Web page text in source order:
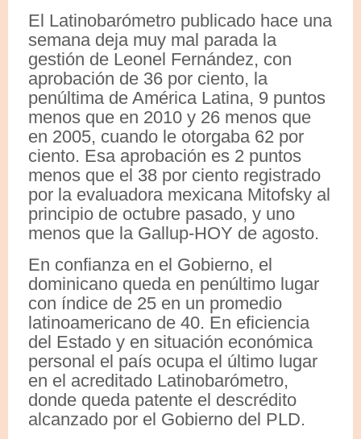
El Latinobarómetro publicado hace una
semana deja muy mal parada la
gestión de Leonel Fernández, con
aprobación de 36 por ciento, la
penúltima de América Latina, 9 puntos
menos que en 2010 y 26 menos que
en 2005, cuando le otorgaba 62 por
ciento. Esa aprobación es 2 puntos
menos que el 38 por ciento registrado
por la evaluadora mexicana Mitofsky al
principio de octubre pasado, y uno
menos que la Gallup-HOY de agosto.
En confianza en el Gobierno, el
dominicano queda en penúltimo lugar
con índice de 25 en un promedio
latinoamericano de 40. En eficiencia
del Estado y en situación económica
personal el país ocupa el último lugar
en el acreditado Latinobarómetro,
donde queda patente el descrédito
alcanzado por el Gobierno del PLD.